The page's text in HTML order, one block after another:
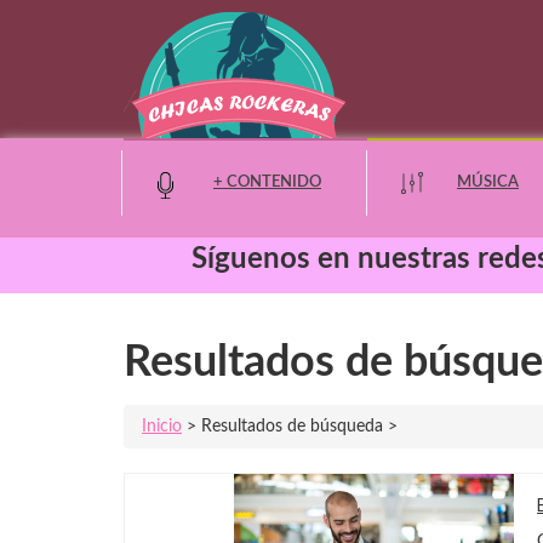
+ CONTENIDO
Entretenimiento
Eventos
Noticias
MÚSICA
Síguenos en nuestras
Resultados de
Inicio > Resultados de búsqueda >